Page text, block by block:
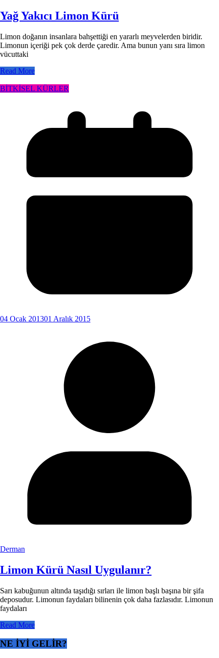
Yağ Yakıcı Limon Kürü
Limon doğanın insanlara bahşettiği en yararlı meyvelerden biridir.
Limonun içeriği pek çok derde çaredir. Ama bunun yanı sıra limon
vücuttaki
Read More
BİTKİSEL KÜRLER
04 Ocak 201301 Aralık 2015
Derman
Limon Kürü Nasıl Uygulanır?
Sarı kabuğunun altında taşıdığı sırları ile limon başlı başına bir şifa
deposudur. Limonun faydaları bilinenin çok daha fazlasıdır. Limonun
faydaları
Read More
NE İYİ GELİR?